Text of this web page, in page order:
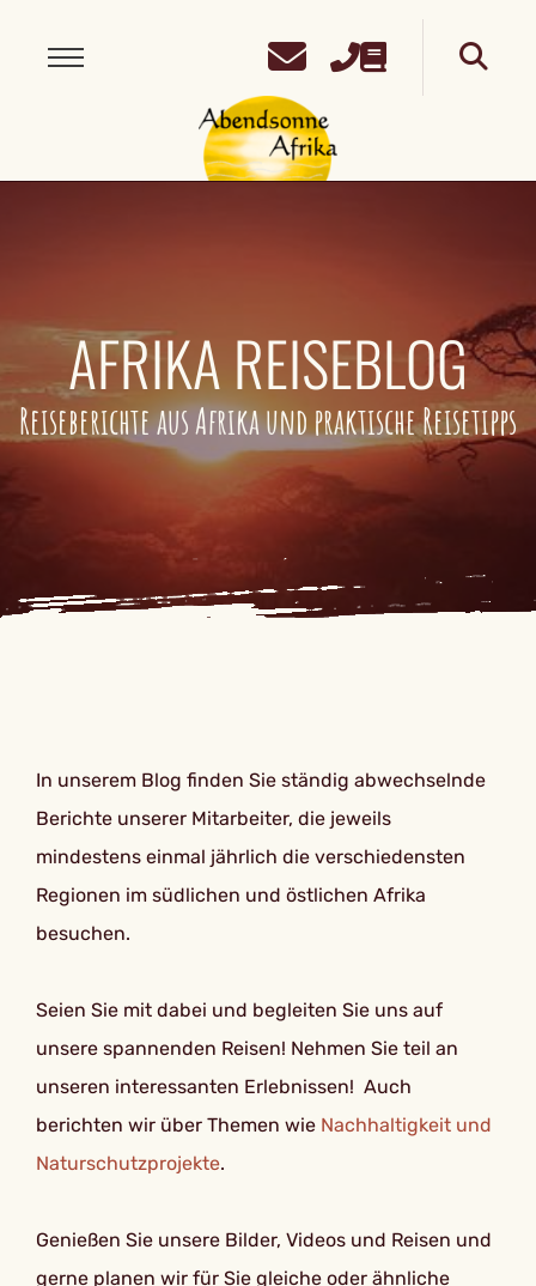
AFRIKA REISEBLOG
Reiseberichte aus Afrika und praktische Reisetipps
In unserem Blog finden Sie ständig abwechselnde
Berichte unserer Mitarbeiter, die jeweils
mindestens einmal jährlich die verschiedensten
Regionen im südlichen und östlichen Afrika
besuchen.
Seien Sie mit dabei und begleiten Sie uns auf
unsere spannenden Reisen! Nehmen Sie teil an
unseren interessanten Erlebnissen! Auch
berichten wir über Themen wie Nachhaltigkeit und
Naturschutzprojekte.
Genießen Sie unsere Bilder, Videos und Reisen und
gerne planen wir für Sie gleiche oder ähnliche